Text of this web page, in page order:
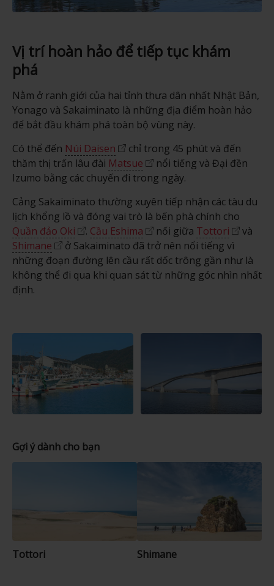
Vị trí hoàn hảo để tiếp tục khám
phá
Nằm ở ranh giới của hai tỉnh thưa dân nhất Nhật Bản,
Yonago và Sakaiminato là những địa điểm hoàn hảo
để bắt đầu khám phá toàn bộ vùng này.
Có thể đến Núi Daisen
chỉ trong 45 phút và đến
thăm thị trấn lâu đài Matsue
nổi tiếng và Đại đền
Izumo bằng các chuyến đi trong ngày.
Cảng Sakaiminato thường xuyên tiếp nhận các tàu du
lịch khổng lồ và đóng vai trò là bến phà chính cho
Quần đảo Oki
. Cầu Eshima nối giữa Tottori
và
Shimane
ở Sakaiminato đã trở nên nổi tiếng vì
những đoạn đường lên cầu rất dốc trông gần như là
không thể đi qua khi quan sát từ những góc nhìn nhất
định.
Gợi ý dành cho bạn
Tottori Shimane